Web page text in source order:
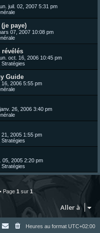
juil. 02, 2007 5:31 pm
paye)
07, 2007 10:08 pm
oct. 16, 2006 10:45 pm
Guide
16, 2006 5:55 pm
26, 2006 3:40 pm
21, 2005 1:55 pm
05, 2005 2:20 pm
Page 1 sur 1
Aller à
Heures au format UTC+02:00